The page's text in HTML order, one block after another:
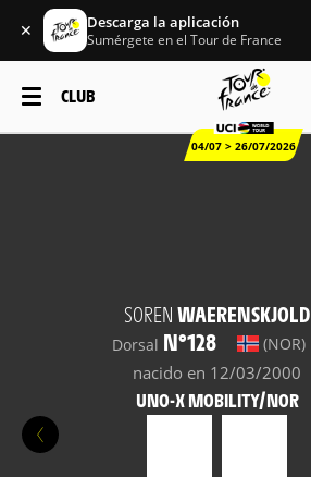
✕ Descarga la aplicación
Sumérgete en el Tour de France
CLUB
04/07 > 26/07/2026
SOREN WAERENSKJOLD
Dorsal N°128 (NOR)
nacido en 12/03/2000
UNO-X MOBILITY/NOR